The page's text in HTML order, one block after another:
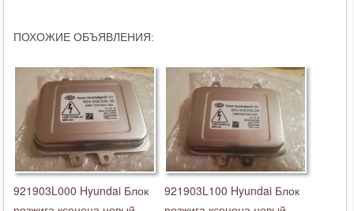
ПОХОЖИЕ ОБЪЯВЛЕНИЯ:
921903L000 Hyundai Блок
921903L100 Hyundai Блок